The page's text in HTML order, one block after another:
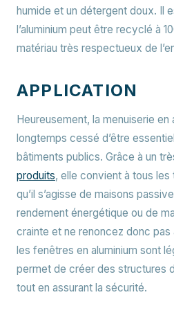
humide et un détergent doux. Il
l’aluminium peut être recyclé à
matériau très respectueux de
APPLICATION
Heureusement, la menuiserie en
longtemps cessé d’être
bâtiments publics. Grâce à un
produits, elle convient à tous
qu’il s’agisse de maisons
rendement énergétique ou de
crainte et ne renoncez donc pas
les fenêtres en aluminium sont
permet de créer des structures
tout en assurant la sécurité.